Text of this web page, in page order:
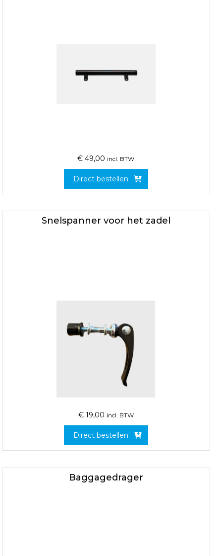
€ 49,00 incl. BTW
Direct bestellen
Snelspanner voor het zadel
€ 19,00 incl. BTW
Direct bestellen
Baggagedrager